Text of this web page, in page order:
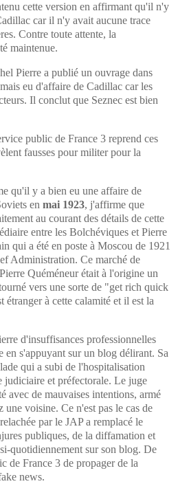
cette version en affirmant qu'il n'y
car il n'y avait aucune trace
Contre toute attente, la
maintenue.
Pierre a publié un ouvrage dans
eu d'affaire de Cadillac car les
Il conclut que Seznec est bien
public de France 3 reprend ces
fausses pour militer pour la
qu'il y a bien eu une affaire de
en mai 1923, j'affirme que
au courant des détails de cette
entre les Bolchéviques et Pierre
qui a été en poste à Moscou de 1921
Administration. Ce marché de
Quéméneur était à l'origine un
vers une sorte de "get rich quick
étranger à cette calamité et il est la
d'insuffisances professionnelles
en s'appuyant sur un blog délirant. Sa
qui a subi de l'hospitalisation
judiciaire et préfectorale. Le juge
avec de mauvaises intentions, armé
une voisine. Ce n'est pas le cas de
par le JAP a remplacé le
publiques, de la diffamation et
quotidiennement sur son blog. De
de France 3 de propager de la
news.